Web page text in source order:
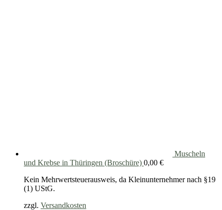
Muscheln
und Krebse in Thüringen (Broschüre) 0,00 €
Kein Mehrwertsteuerausweis, da Kleinunternehmer nach §19
(1) UStG.
zzgl. Versandkosten